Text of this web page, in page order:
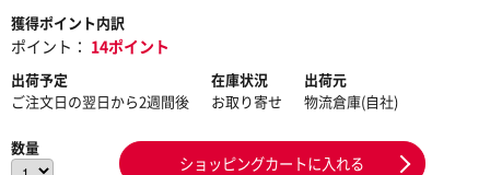
獲得ポイント内訳
ポイント： 14ポイント
出荷予定
ご注文日の翌日から2週間後
在庫状況
お取り寄せ
出荷元
物流倉庫(自社)
数量
ショッピングカートに入れる